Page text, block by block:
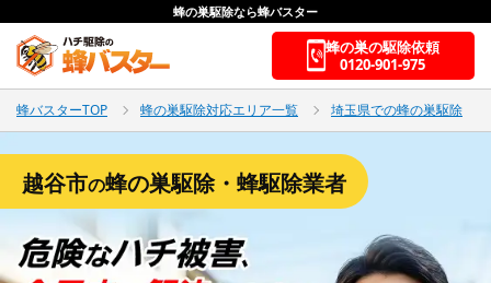
蜂の巣駆除なら蜂バスター
蜂の巣の駆除依頼
0120-901-975
蜂バスターTOP 蜂の巣駆除対応エリア一覧 埼玉県での蜂の巣駆除
越谷市の蜂の巣駆除・蜂駆除業者